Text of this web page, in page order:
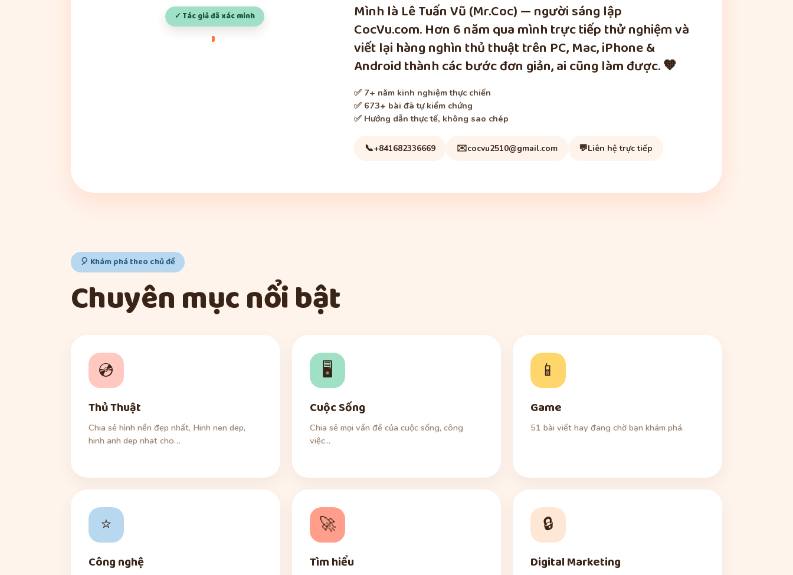
✓ Tác giả đã xác minh
Mình là Lê Tuấn Vũ (Mr.Coc) — người sáng lập
CocVu.com. Hơn 6 năm qua mình trực tiếp thử nghiệm và
viết lại hàng nghìn thủ thuật trên PC, Mac, iPhone &
Android thành các bước đơn giản, ai cũng làm được. 🧡
✅ 7+ năm kinh nghiệm thực chiến
✅ 673+ bài đã tự kiểm chứng
✅ Hướng dẫn thực tế, không sao chép
📞+841682336669 ✉️cocvu2510@gmail.com 💬Liên hệ trực tiếp
🎈 Khám phá theo chủ đề
Chuyên mục nổi bật
💿
Thủ Thuật
Chia sẻ hình nền đẹp nhất, Hinh nen dep,
hinh anh dep nhat cho…
🖥️
Cuộc Sống
Chia sẻ mọi vấn đề của cuộc sống, công
việc...
📱
Game
51 bài viết hay đang chờ bạn khám phá.
⭐
Công nghệ
🚀
Tìm hiểu
🔒
Digital Marketing